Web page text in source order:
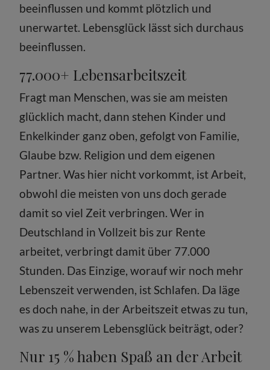
beeinflussen und kommt plötzlich und
unerwartet. Lebensglück lässt sich durchaus
beeinflussen.
77.000+ Lebensarbeitszeit
Fragt man Menschen, was sie am meisten
glücklich macht, dann stehen Kinder und
Enkelkinder ganz oben, gefolgt von Familie,
Glaube bzw. Religion und dem eigenen
Partner. Was hier nicht vorkommt, ist Arbeit,
obwohl die meisten von uns doch gerade
damit so viel Zeit verbringen. Wer in
Deutschland in Vollzeit bis zur Rente
arbeitet, verbringt damit über 77.000
Stunden. Das Einzige, worauf wir noch mehr
Lebenszeit verwenden, ist Schlafen. Da läge
es doch nahe, in der Arbeitszeit etwas zu tun,
was zu unserem Lebensglück beiträgt, oder?
Nur 15 % haben Spaß an der Arbeit